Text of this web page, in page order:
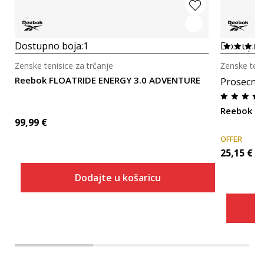
Dostupno boja:1
Reebok FLOATRIDE ENERGY 3.0 ADVENTURE
Ženske tenisice za trčanje
99,99 €
Dodajte u košaricu
Reebok
Ženske
OFFER
25,15 €